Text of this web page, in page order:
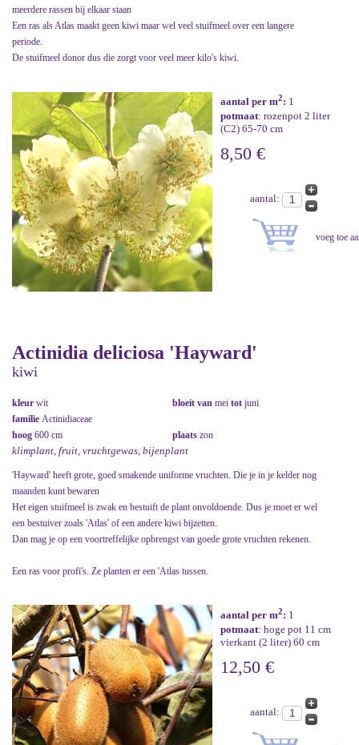
meerdere rassen bij elkaar staan
Een ras als Atlas maakt geen kiwi maar wel veel stuifmeel over een langere
periode.
De stuifmeel donor dus die zorgt voor veel meer kilo's kiwi.
aantal per m2: 1
potmaat: rozenpot 2 liter
(C2) 65-70 cm
8,50 €
aantal:
Actinidia deliciosa 'Hayward'
kiwi
kleur wit bloeit van mei tot juni
familie Actinidiaceae
hoog 600 cm plaats zon
klimplant, fruit, vruchtgewas, bijenplant
'Hayward' heeft grote, goed smakende uniforme vruchten. Die je in je kelder nog
maanden kunt bewaren
Het eigen stuifmeel is zwak en bestuift de plant onvoldoende. Dus je moet er wel
een bestuiver zoals 'Atlas' of een andere kiwi bijzetten.
Dan mag je op een voortreffelijke opbrengst van goede grote vruchten rekenen.
Een ras voor profi's. Ze planten er een 'Atlas tussen.
aantal per m2: 1
potmaat: hoge pot 11 cm
vierkant (2 liter) 60 cm
12,50 €
aantal: